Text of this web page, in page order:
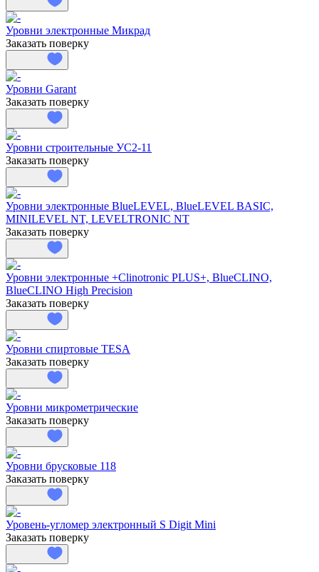
Уровни электронные Микрад
Заказать поверку
Уровни Garant
Заказать поверку
Уровни строительные УС2-11
Заказать поверку
Уровни электронные BlueLEVEL, BlueLEVEL BASIC,
MINILEVEL NT, LEVELTRONIC NT
Заказать поверку
Уровни электронные +Clinotronic PLUS+, BlueCLINO,
BlueCLINO High Precision
Заказать поверку
Уровни спиртовые TESA
Заказать поверку
Уровни микрометрические
Заказать поверку
Уровни брусковые 118
Заказать поверку
Уровень-угломер электронный S Digit Mini
Заказать поверку